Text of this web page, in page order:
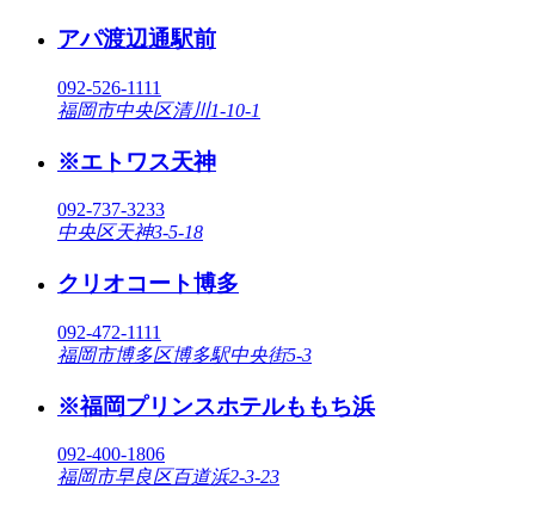
アパ渡辺通駅前
092-526-1111
福岡市中央区清川1-10-1
※エトワス天神
092-737-3233
中央区天神3-5-18
クリオコート博多
092-472-1111
福岡市博多区博多駅中央街5-3
※福岡プリンスホテルももち浜
092-400-1806
福岡市早良区百道浜2-3-23